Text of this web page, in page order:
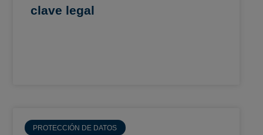
clave legal
PROTECCIÓN DE DATOS